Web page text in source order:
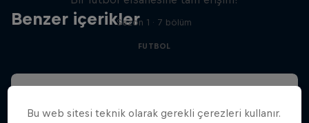
Benzer içeriklerSezon 1 · 7 bölüm
FUTBOL
Bu web sitesi teknik olarak gerekli çerezleri kullanır.